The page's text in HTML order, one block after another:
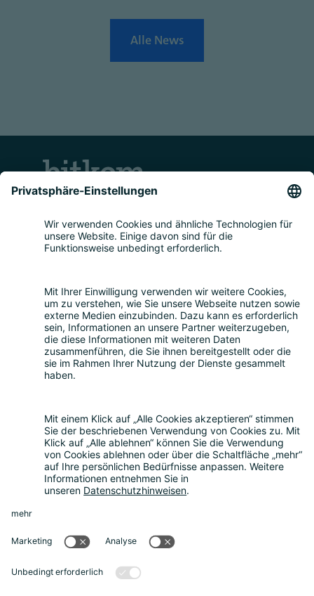
Alle News
Kontakt
Leistungen
Beratung zum Datenschutz|Externer
Datenschutzbeauftragter|
Hinweisgeberschutzgesetz|Compliance
Consulting
Über uns
Über uns |Die Bitkom Gruppe| Termin
vereinbaren
News
Rechtliches
Einstellungen